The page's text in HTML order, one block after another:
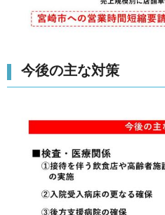
今後の主な対策